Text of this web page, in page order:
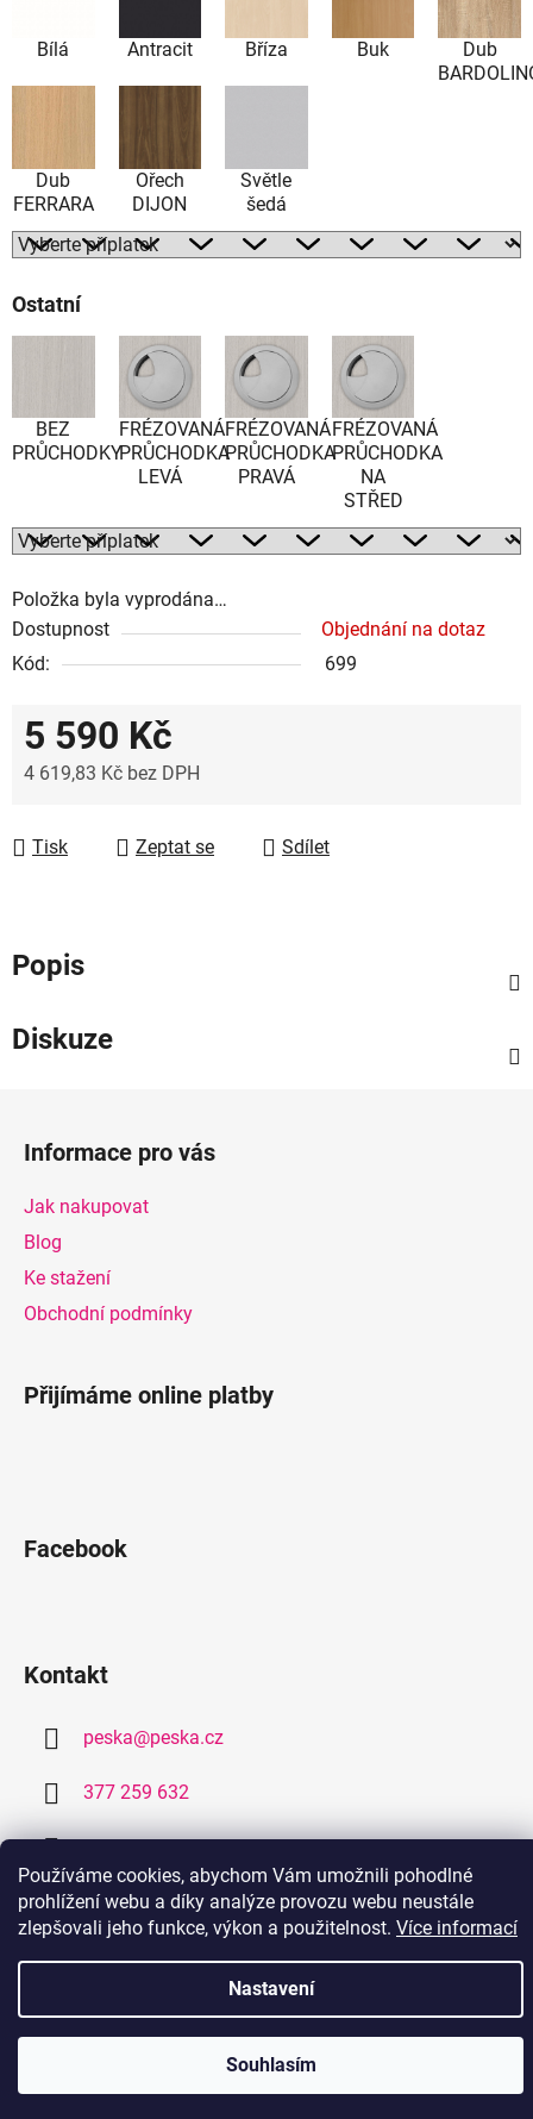
Používáme cookies, abychom Vám umožnili pohodlné
prohlížení webu a díky analýze provozu webu neustále
zlepšovali jeho funkce, výkon a použitelnost. Více informací
Nastavení
Souhlasím
Bílá Antracit Bříza Buk
Dub
Dub
FERRARA
Ořech
DIJON
Světle
šedá
Ostatní
BEZ
PRŮCHODKY
FRÉZOVANÁ
PRŮCHODKA
LEVÁ
FRÉZOVANÁ
PRŮCHODKA
PRAVÁ
FRÉZOVANÁ
PRŮCHODKA
NA
STŘED
Položka byla vyprodána…
Dostupnost
Objednání na dotaz
Kód:
699
5 590 Kč
4 619,83 Kč bez DPH
Tisk
Zeptat se Sdílet
Popis
Diskuze
Informace pro vás
Jak nakupovat
Blog
Ke stažení
Obchodní podmínky
Přijímáme online platby
Facebook
Kontakt
peska@peska.cz
377 259 632
Vytvořil
Pohání Shoptet